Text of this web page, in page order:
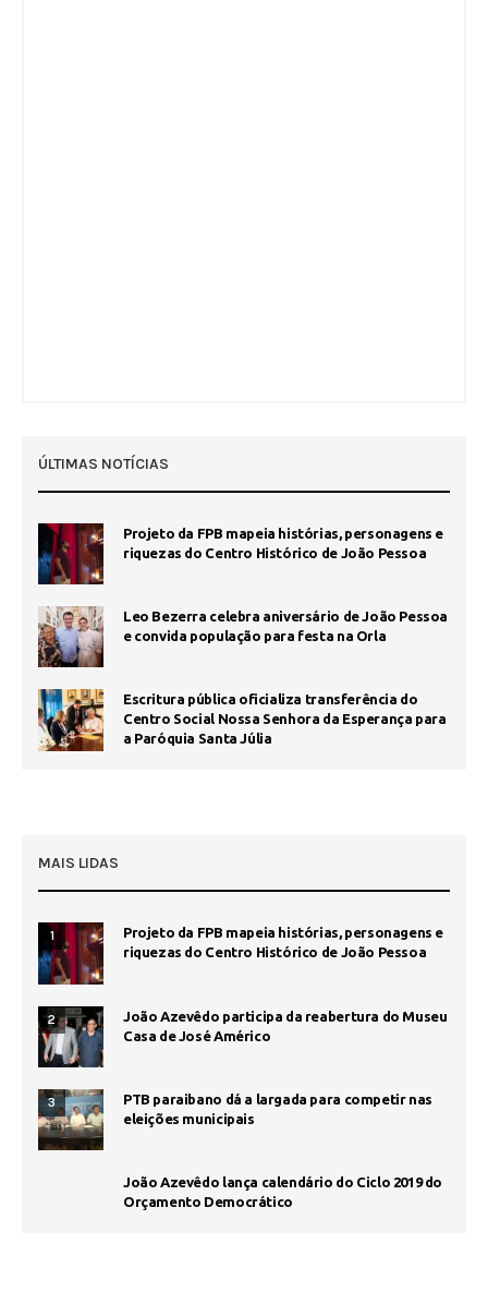
ÚLTIMAS NOTÍCIAS
Projeto da FPB mapeia histórias, personagens e
riquezas do Centro Histórico de João Pessoa
Leo Bezerra celebra aniversário de João Pessoa
e convida população para festa na Orla
Escritura pública oficializa transferência do
Centro Social Nossa Senhora da Esperança para
a Paróquia Santa Júlia
MAIS LIDAS
1
Projeto da FPB mapeia histórias, personagens e
riquezas do Centro Histórico de João Pessoa
2
João Azevêdo participa da reabertura do Museu
Casa de José Américo
3
PTB paraibano dá a largada para competir nas
eleições municipais
João Azevêdo lança calendário do Ciclo 2019 do
Orçamento Democrático